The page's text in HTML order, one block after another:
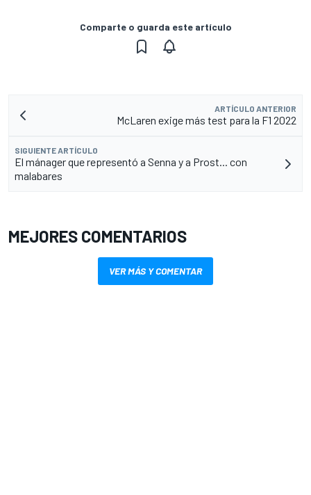
Comparte o guarda este artículo
ARTÍCULO ANTERIOR
McLaren exige más test para la F1 2022
SIGUIENTE ARTÍCULO
El mánager que representó a Senna y a Prost... con
malabares
MEJORES COMENTARIOS
VER MÁS Y COMENTAR